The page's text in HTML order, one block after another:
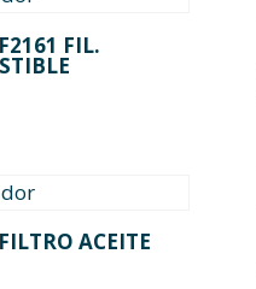
FIL.
ACEITE